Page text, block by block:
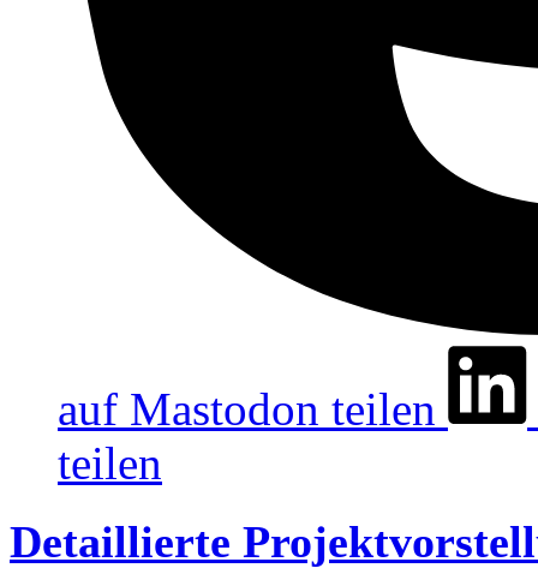
auf Mastodon teilen
teilen
Detaillierte